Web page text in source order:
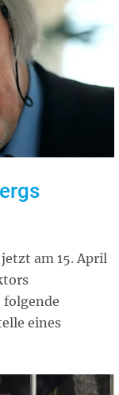
am 15. April
folgende
eines